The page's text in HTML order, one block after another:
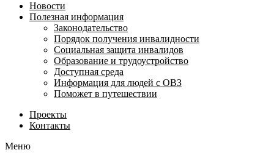
Новости
Полезная информация
Законодательство
Порядок получения инвалидности
Социальная защита инвалидов
Образование и трудоустройство
Доступная среда
Информация для людей с ОВЗ
Поможет в путешествии
Проекты
Контакты
Меню